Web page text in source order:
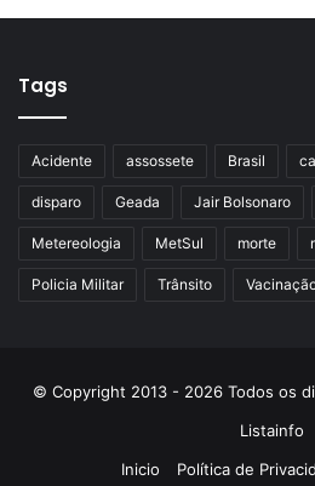
Tags
Acidente assossete Brasil
disparo Geada Jair Bolsonaro
Metereologia MetSul morte
Policia Militar Trânsito
© Copyright 2013 - 2026 Todos os
Listainfo
Inicio
Política de